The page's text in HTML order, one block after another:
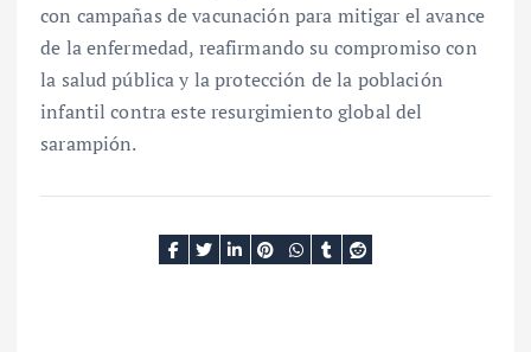
con campañas de vacunación para mitigar el avance
de la enfermedad, reafirmando su compromiso con
la salud pública y la protección de la población
infantil contra este resurgimiento global del
sarampión.